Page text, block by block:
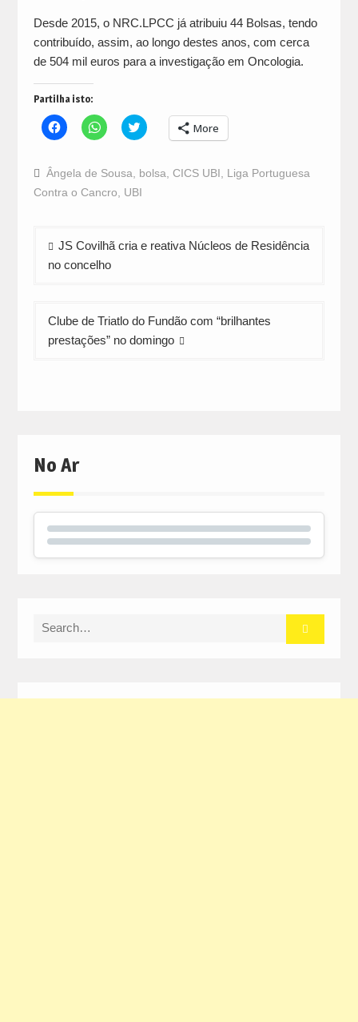
Desde 2015, o NRC.LPCC já atribuiu 44 Bolsas, tendo
contribuído, assim, ao longo destes anos, com cerca
de 504 mil euros para a investigação em Oncologia.
Partilha isto:
Click
to
Facebook
(Opens
in
new
Click
to
WhatsApp
(Opens
in
new
Click
to
Twitter
(Opens
in
new
More
Ângela de Sousa bolsa CICS UBI
Liga Portuguesa
Contra o Cancro
UBI
Navegação
de
JS Covilhã cria e reativa Núcleos de Residência
no concelho
Clube de Triatlo do Fundão com “brilhantes
prestações” no domingo
No Ar
Search